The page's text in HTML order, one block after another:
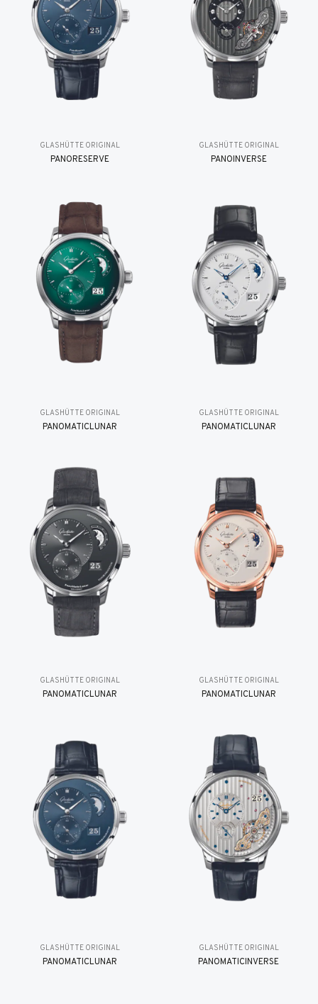
GLASHÜTTE ORIGINAL
PANORESERVE
GLASHÜTTE ORIGINAL
PANOINVERSE
GLASHÜTTE ORIGINAL
PANOMATICLUNAR
GLASHÜTTE ORIGINAL
PANOMATICLUNAR
GLASHÜTTE ORIGINAL
PANOMATICLUNAR
GLASHÜTTE ORIGINAL
PANOMATICLUNAR
GLASHÜTTE ORIGINAL
PANOMATICLUNAR
GLASHÜTTE ORIGINAL
PANOMATICINVERSE